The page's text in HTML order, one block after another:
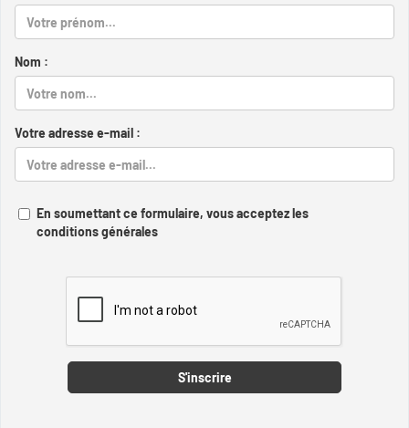
Nom :
Votre adresse e-mail :
En soumettant ce formulaire, vous acceptez les
conditions générales
S'inscrire